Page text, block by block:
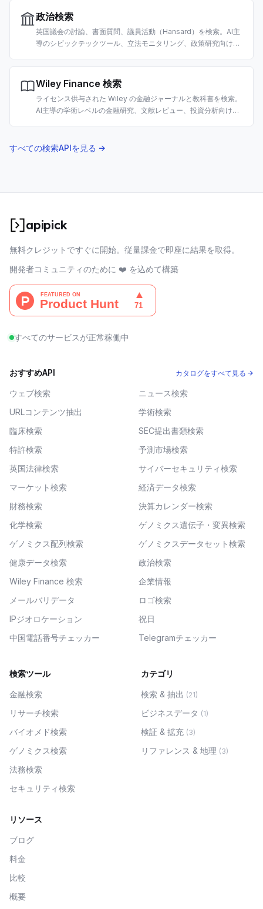
政治検索
英国議会の討論、書面質問、議員活動（Hansard）を検索。AI主
導のシビックテックツール、立法モニタリング、政策研究向けに
Wiley Finance 検索
ライセンス供与された Wiley の金融ジャーナルと教科書を検索。
AI主導の学術レベルの金融研究、文献レビュー、投資分析向けに
すべての検索APIを見る →
apipick
無料クレジットですぐに開始。従量課金で即座に結果を取得。
開発者コミュニティのために ❤️ を込めて構築
すべてのサービスが正常稼働中
おすすめAPI カタログをすべて見る →
ウェブ検索
ニュース検索
URLコンテンツ抽出
学術検索
臨床検索
SEC提出書類検索
特許検索
予測市場検索
英国法律検索
サイバーセキュリティ検索
マーケット検索
経済データ検索
財務検索
決算カレンダー検索
化学検索
ゲノミクス遺伝子・変異検索
ゲノミクス配列検索
ゲノミクスデータセット検索
健康データ検索
政治検索
Wiley Finance 検索
企業情報
メールバリデータ
ロゴ検索
IPジオロケーション
祝日
中国電話番号チェッカー
Telegramチェッカー
検索ツール
金融検索
リサーチ検索
バイオメド検索
ゲノミクス検索
法務検索
セキュリティ検索
カテゴリ
検索 & 抽出 (21)
ビジネスデータ (1)
検証 & 拡充 (3)
リファレンス & 地理 (3)
リソース
ブログ
料金
比較
概要